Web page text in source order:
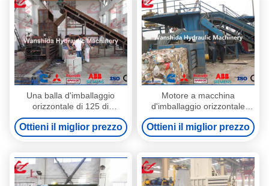
Una balla d'imballaggio
orizzontale di 125 di
tonnellata del film plastico
della pressa per balle cavi
della macchina 5
Ottieni il miglior prezzo
Motore a macchina
d'imballaggio orizzontale
della forza 125Ton 37kW
della carta straccia di
WANSHIDA
Ottieni il miglior prezzo